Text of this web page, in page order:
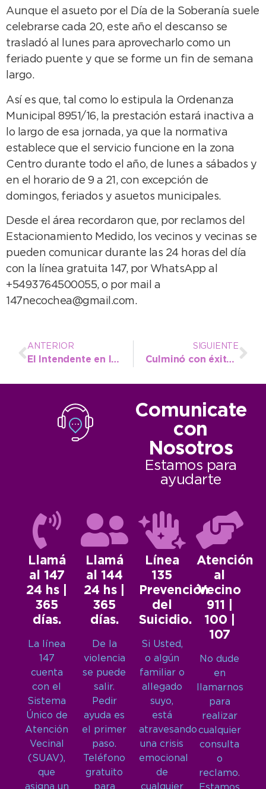
Aunque el asueto por el Día de la Soberanía suele
celebrarse cada 20, este año el descanso se
trasladó al lunes para aprovecharlo como un
feriado puente y que se forme un fin de semana
largo.
Así es que, tal como lo estipula la Ordenanza
Municipal 8951/16, la prestación estará inactiva a
lo largo de esa jornada, ya que la normativa
establece que el servicio funcione en la zona
Centro durante todo el año, de lunes a sábados y
en el horario de 9 a 21, con excepción de
domingos, feriados y asuetos municipales.
Desde el área recordaron que, por reclamos del
Estacionamiento Medido, los vecinos y vecinas se
pueden comunicar durante las 24 horas del día
con la línea gratuita 147, por WhatsApp al
+5493764500055, o por mail a
147necochea@gmail.com.
ANTERIOR
El Intendente en la apertura del Golden Chef: “Estos eventos unen culturas y despiertan pasiones”
SIGUIENTE
Culminó con éxito el Nacional de Todos al Agua: “Esto es fruto del trabajo en equipo”
Comunicate
con
Nosotros
Estamos para
ayudarte
Llamá
al 147
24 hs |
365
días.
La línea
147
cuenta
con el
Sistema
Único de
Atención
Vecinal
(SUAV),
que
asigna un
Llamá
al 144
24 hs |
365
días.
De la
violencia
se puede
salir.
Pedir
ayuda es
el primer
paso.
Teléfono
gratuito
para
Línea
135
Prevención
del
Suicidio.
Si Usted,
o algún
familiar o
allegado
suyo,
está
atravesando
una crisis
emocional
de
cualquier
Atención
al
Vecino
911 |
100 |
107
No dude
en
llamarnos
para
realizar
cualquier
consulta
o
reclamo.